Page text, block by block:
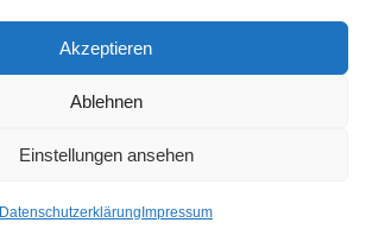
Akzeptieren
Ablehnen
Einstellungen ansehen
Datenschutzerklärung Impressum
© Copyright Inmis Studio